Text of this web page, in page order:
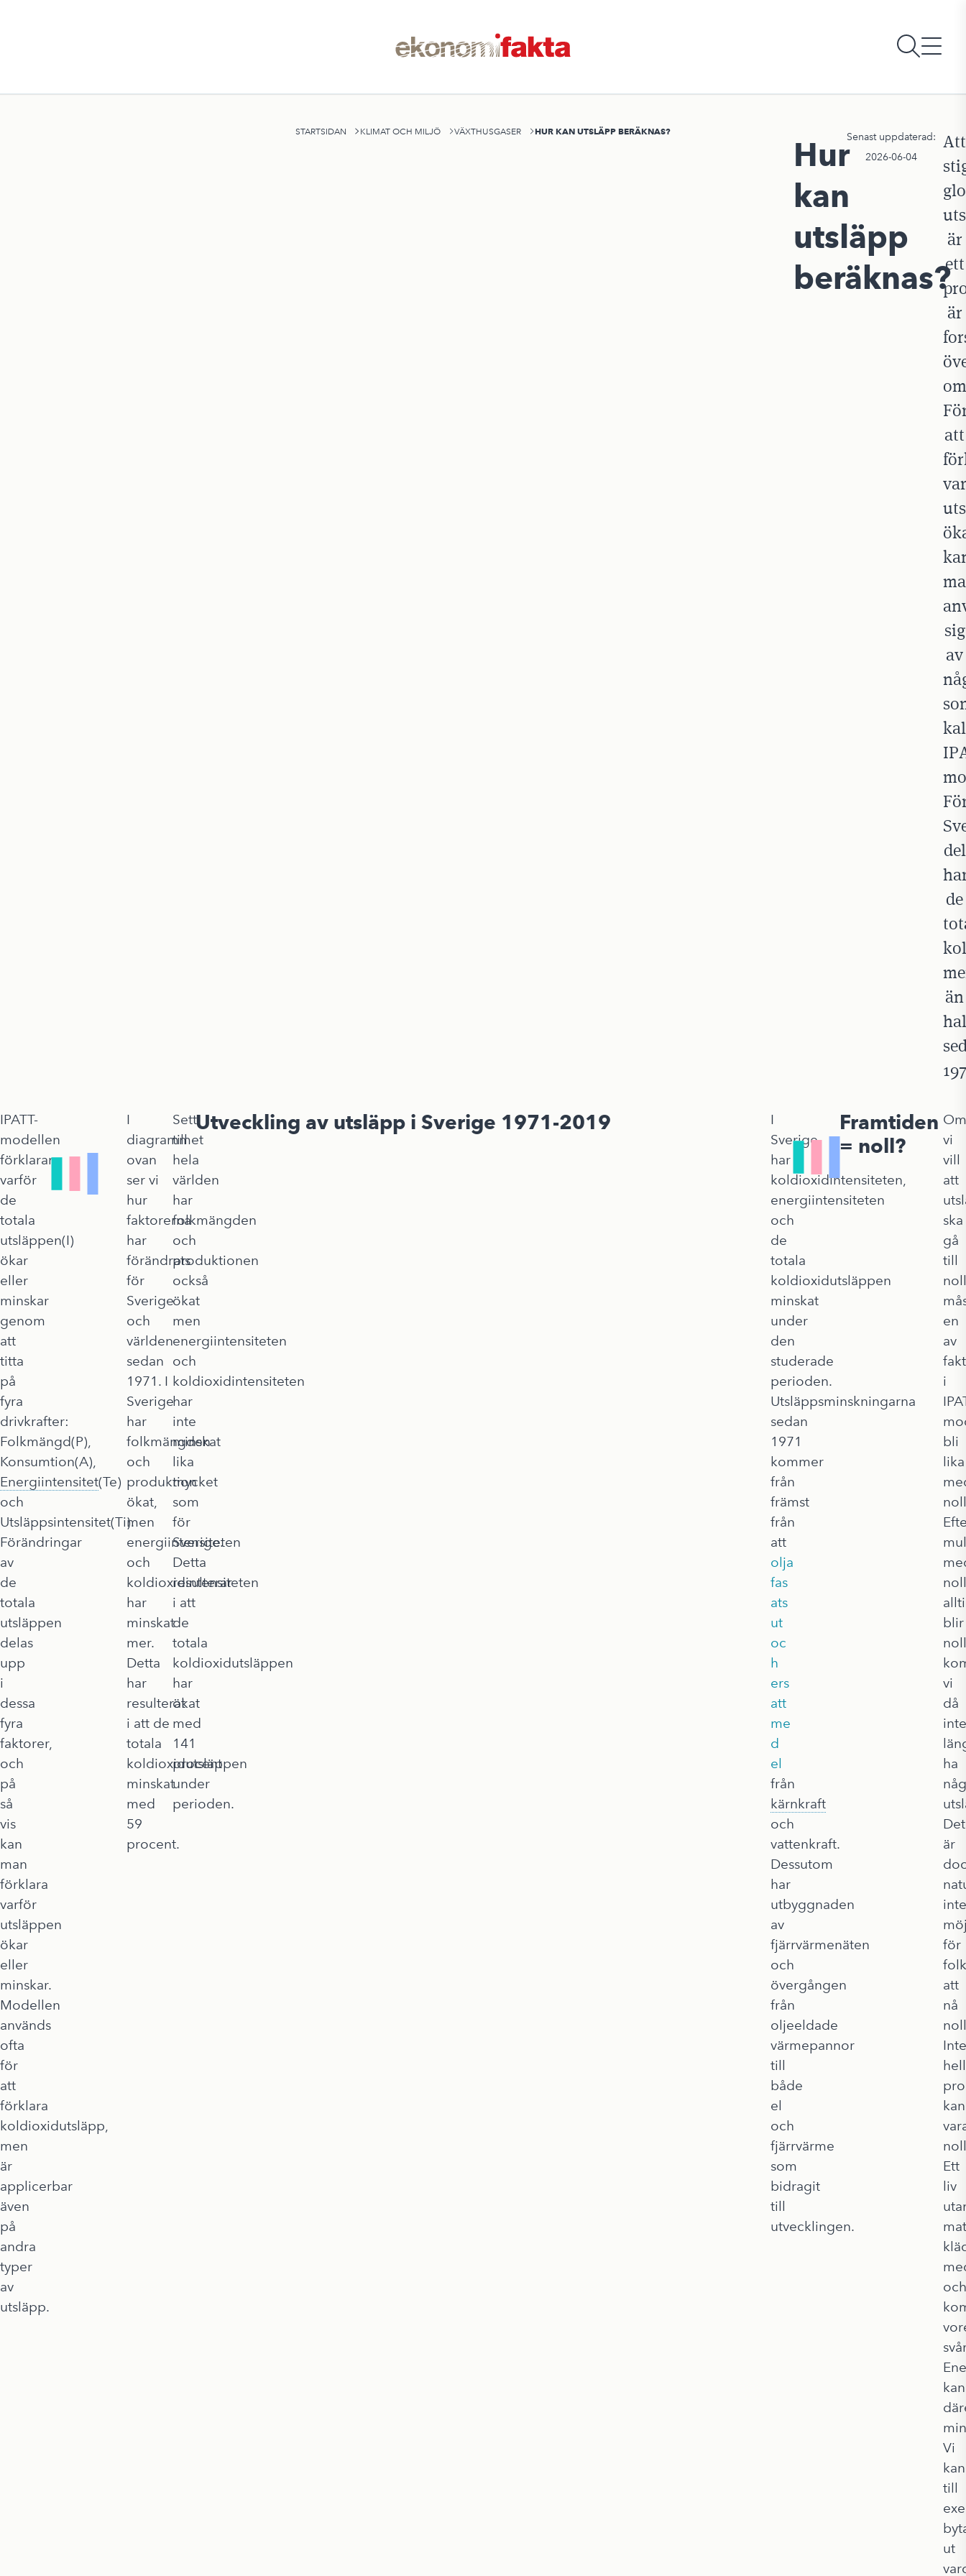
STARTSIDAN KLIMAT OCH MILJÖ VÄXTHUSGASER HUR KAN UTSLÄPP BERÄKNAS?
Hur
kan
utsläpp
beräknas?
Senast uppdaterad:
2026-06-04
Att
är
ett
är
att
sig
av
del
de
än
IPATT-
modellen
förklarar
varför
de
totala
utsläppen(I)
ökar
eller
minskar
genom
att
titta
på
fyra
drivkrafter:
Folkmängd(P),
Konsumtion(A),
Energiintensitet(Te)
och
Utsläppsintensitet(Ti).
Förändringar
av
de
totala
utsläppen
delas
upp
i
dessa
fyra
faktorer,
och
på
så
vis
kan
man
förklara
varför
utsläppen
ökar
eller
minskar.
Modellen
används
ofta
för
att
förklara
koldioxidutsläpp,
men
är
applicerbar
även
på
andra
typer
av
utsläpp.
I
diagrammet
ovan
ser vi
hur
faktorerna
har
förändrats
för
Sverige
och
världen
sedan
1971. I
Sverige
har
folkmängden
och
produktion
ökat,
men
energiintensiteten
och
koldioxidintensiteten
har
minskat
mer.
Detta
har
resulterat
i att de
totala
koldioxidutsläppen
minskat
med
59
procent.
Sett
till
hela
världen
har
folkmängden
och
produktionen
också
ökat
men
energiintensiteten
och
koldioxidintensiteten
har
inte
minskat
lika
mycket
som
för
Sverige.
Detta
resulterar
i att
de
totala
koldioxidutsläppen
har
ökat
med
141
procent
under
perioden.
Utveckling av utsläpp i Sverige 1971-2019
I
Sverige
har
koldioxidintensiteten,
energiintensiteten
och
de
totala
koldioxidutsläppen
minskat
under
den
studerade
perioden.
Utsläppsminskningarna
sedan
1971
kommer
från
främst
från
att
olja
fas
ats
ut
oc
h
ers
att
me
d
el
från
kärnkraft
och
vattenkraft.
Dessutom
har
utbyggnaden
av
fjärrvärmenäten
och
övergången
från
oljeeldade
värmepannor
till
både
el
och
fjärrvärme
som
bidragit
till
utvecklingen.
Framtiden
= noll?
Om
vi
vill
att
ska
gå
till
noll
en
av
i
bli
lika
noll
blir
noll
vi
då
inte
ha
Det
är
inte
för
att
nå
Inte
kan
Ett
liv
och
kan
Vi
kan
till
ut